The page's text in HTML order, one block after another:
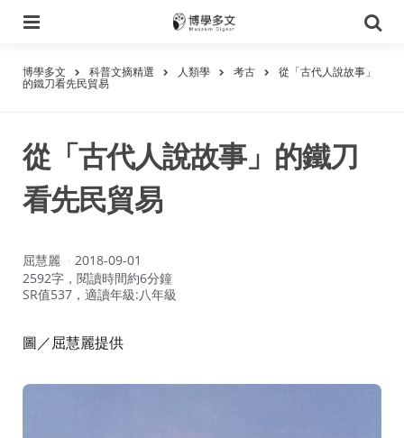
尋
博學多文 科普文摘精選 人類學 考古 從「古代人說故事」
的鐵刀看先民貿易
從「古代人說故事」的鐵刀
看先民貿易
作
者：
屈慧麗
2018-09-01
2592字，閱讀時間約6分鐘
SR值537，適讀年級:八年級
圖／屈慧麗提供